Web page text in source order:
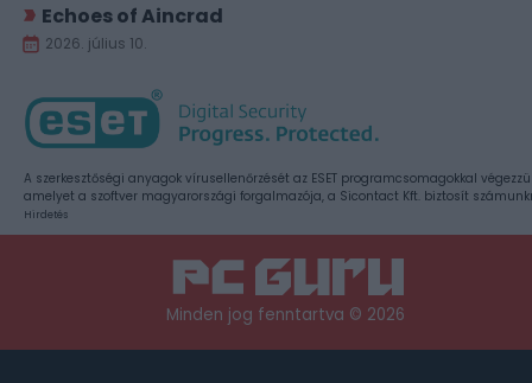
Echoes of Aincrad
2026. július 10.
A szerkesztőségi anyagok vírusellenőrzését az ESET programcsomagokkal
amelyet a szoftver magyarországi forgalmazója, a Sicontact Kft. biztosít
Hirdetés
Minden jog fenntartva © 2026